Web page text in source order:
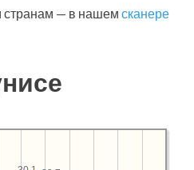
странам — в нашем сканере